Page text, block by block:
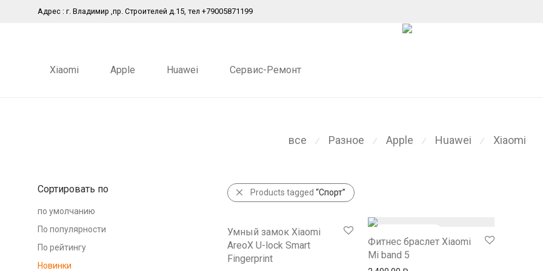
Адрес : г. Владимир ,пр. Строителей д.15, тел +79005871199
Xiaomi Apple Huawei Сервис-Ремонт
все ⁄ Разное ⁄ Apple ⁄ Huawei ⁄ Xiaomi
Сортировать по
по умолчанию
По популярности
По рейтингу
Новинки
Products tagged “Спорт”
Умный замок Xiaomi
AreoX U-lock Smart
Fingerprint
Фитнес браслет Xiaomi
Mi band 5